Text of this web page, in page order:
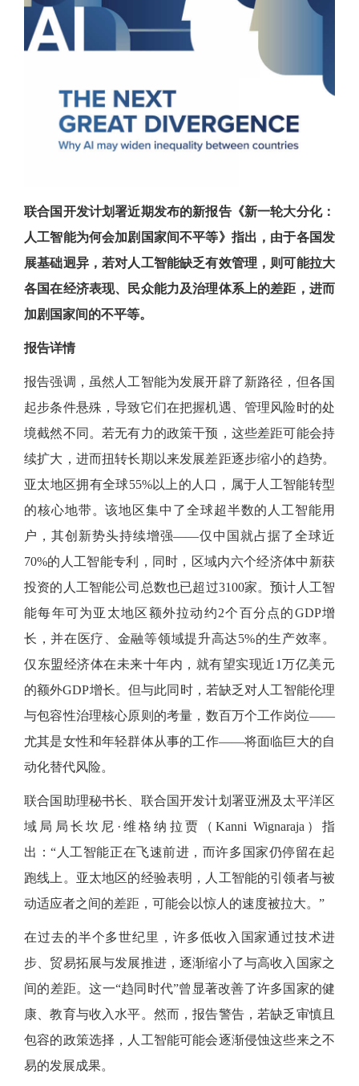
联合国开发计划署近期发布的新报告《新一轮大分化：
人工智能为何会加剧国家间不平等》指出，由于各国发
展基础迥异，若对人工智能缺乏有效管理，则可能拉大
各国在经济表现、民众能力及治理体系上的差距，进而
加剧国家间的不平等。
报告详情
报告强调，虽然人工智能为发展开辟了新路径，但各国
起步条件悬殊，导致它们在把握机遇、管理风险时的处
境截然不同。若无有力的政策干预，这些差距可能会持
续扩大，进而扭转长期以来发展差距逐步缩小的趋势。
亚太地区拥有全球55%以上的人口，属于人工智能转型
的核心地带。该地区集中了全球超半数的人工智能用
户，其创新势头持续增强——仅中国就占据了全球近
70%的人工智能专利，同时，区域内六个经济体中新获
投资的人工智能公司总数也已超过3100家。预计人工智
能每年可为亚太地区额外拉动约2个百分点的GDP增
长，并在医疗、金融等领域提升高达5%的生产效率。
仅东盟经济体在未来十年内，就有望实现近1万亿美元
的额外GDP增长。但与此同时，若缺乏对人工智能伦理
与包容性治理核心原则的考量，数百万个工作岗位——
尤其是女性和年轻群体从事的工作——将面临巨大的自
动化替代风险。
联合国助理秘书长、联合国开发计划署亚洲及太平洋区
域局局长坎尼 ·维格纳拉贾（Kanni Wignaraja）指
出：“人工智能正在飞速前进，而许多国家仍停留在起
跑线上。亚太地区的经验表明，人工智能的引领者与被
动适应者之间的差距，可能会以惊人的速度被拉大。”
在过去的半个多世纪里，许多低收入国家通过技术进
步、贸易拓展与发展推进，逐渐缩小了与高收入国家之
间的差距。这一“趋同时代”曾显著改善了许多国家的健
康、教育与收入水平。然而，报告警告，若缺乏审慎且
包容的政策选择，人工智能可能会逐渐侵蚀这些来之不
易的发展成果。